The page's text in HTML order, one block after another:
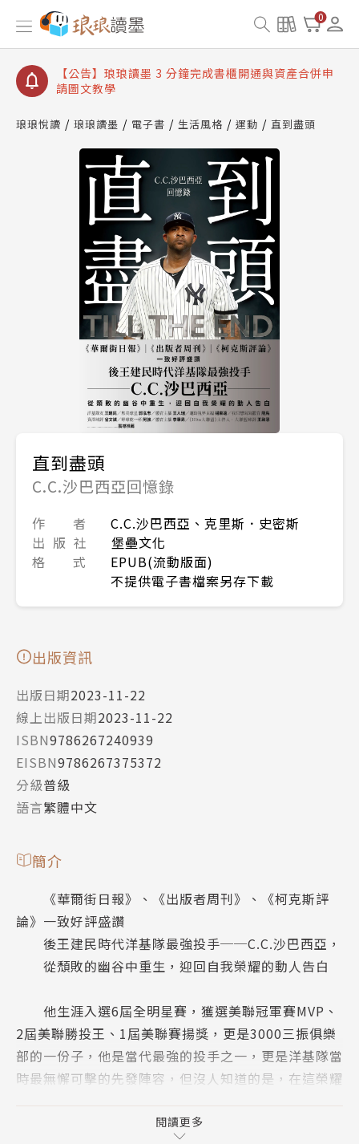
0
【公告】琅琅讀墨數位閱讀資產合併與書櫃開通申請
【公告】琅琅讀墨書櫃開通常見問題
【公告】琅琅讀墨 3 分鐘完成書櫃開通與資產合併申
請圖文教學
查詢
【公告】琅琅讀墨數位閱讀資產合併與書櫃開通申請
琅琅悅讀 琅琅讀墨 電子書 生活風格 運動 直到盡頭
直到盡頭
C.C.沙巴西亞回憶錄
作 者
C.C.沙巴西亞、克里斯．史密斯
出 版 社
堡壘文化
格 式
EPUB(流動版面)
不提供電子書檔案另存下載
出版資訊
出版日期2023-11-22
線上出版日期2023-11-22
ISBN9786267240939
EISBN9786267375372
分級普級
語言繁體中文
簡介
《華爾街日報》、《出版者周刊》、《柯克斯評
論》一致好評盛讚
後王建民時代洋基隊最強投手──C.C.沙巴西亞，
從頹敗的幽谷中重生，迎回自我榮耀的動人告白
他生涯入選6屆全明星賽，獲選美聯冠軍賽MVP、
2屆美聯勝投王、1屆美聯賽揚獎，更是3000三振俱樂
部的一份子，他是當代最強的投手之一，更是洋基隊當
時最無懈可擊的先發陣容，但沒人知道的是，在這榮耀
閱讀更多